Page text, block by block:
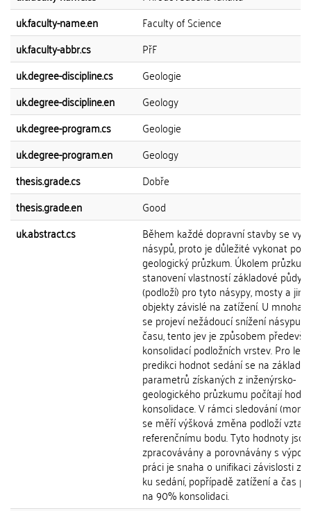
uk.faculty-name.en
Faculty of Science
uk.faculty-abbr.cs
PřF
uk.degree-discipline.cs
Geologie
uk.degree-discipline.en
Geology
uk.degree-program.cs
Geologie
uk.degree-program.en
Geology
thesis.grade.cs
Dobře
thesis.grade.en
Good
uk.abstract.cs
Během každé dopravní stavby se
násypů, proto je důležité vykonat
geologický průzkum. Úkolem
stanovení vlastností základové půdy
(podloží) pro tyto násypy, mosty a jiné
objekty závislé na zatížení. U mnoha
se projeví nežádoucí snížení násypu
času, tento jev je způsobem
konsolidací podložních vrstev. Pro
predikci hodnot sedání se na základě
parametrů získaných z inženýrsko-
geologického průzkumu počítají
konsolidace. V rámci sledování
se měří výšková změna podloží
referenčnímu bodu. Tyto hodnoty
zpracovávány a porovnávány s
práci je snaha o unifikaci závislosti
ku sedání, popřípadě zatížení a čas
na 90% konsolidaci.